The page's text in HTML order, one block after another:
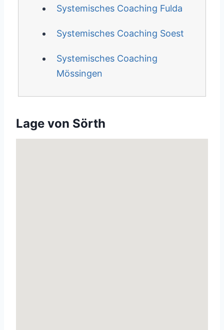
Systemisches Coaching Fulda
Systemisches Coaching Soest
Systemisches Coaching
Mössingen
Lage von Sörth